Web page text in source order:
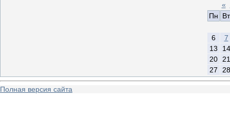
«
Пн
Вт
6
7
13
14
20
21
27
28
Полная версия сайта